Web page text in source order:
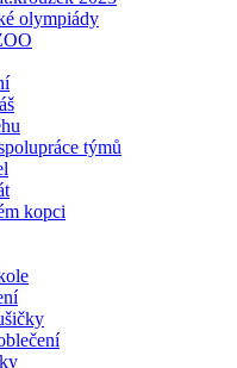
olympiády
týmů
kopci